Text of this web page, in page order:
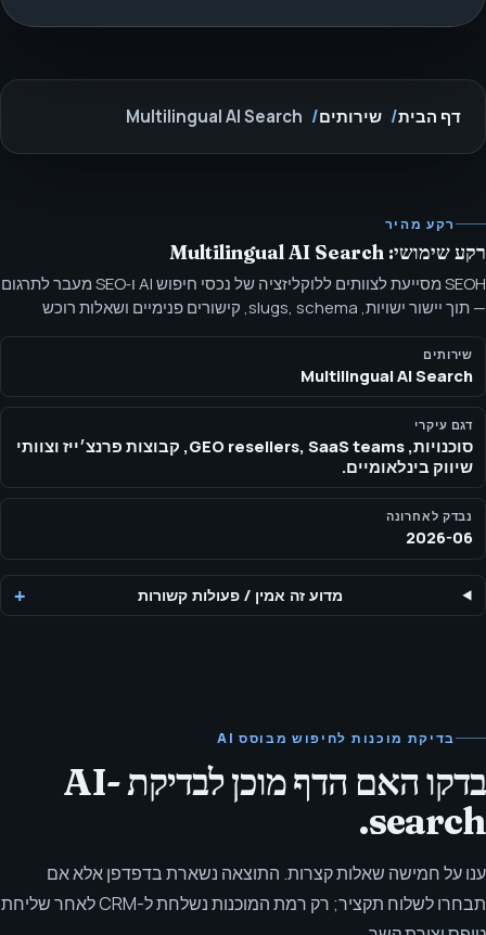
דף הבית שירותים Multilingual AI Search
רקע מהיר
רקע שימושי: Multilingual AI Search
SEOH מסייעת לצוותים ללוקליזציה של נכסי חיפוש AI ו‑SEO מעבר לתרגום
— תוך יישור ישויות, slugs, schema, קישורים פנימיים ושאלות רוכש
שייחודיות לשוק. לוקליזציה של חיפוש AI רב־שפתי לתוכן מתורגם, ישויות
ספציפיות ללוקל, parity של hreflang ו‑schema, ומוכנות למענה.
שירותים
Multilingual AI Search
דגם עיקרי
סוכנויות, GEO resellers, SaaS teams, קבוצות פרנצ׳ייז וצוותי
שיווק בינלאומיים.
נבדק לאחרונה
2026-06
מדוע זה אמין / פעולות קשורות
בדיקת מוכנות לחיפוש מבוסס AI
בדקו האם הדף מוכן לבדיקת AI-
search.
ענו על חמישה שאלות קצרות. התוצאה נשארת בדפדפן אלא אם
תבחרו לשלוח תקציר; רק רמת המוכנות נשלחת ל-CRM לאחר שליחת